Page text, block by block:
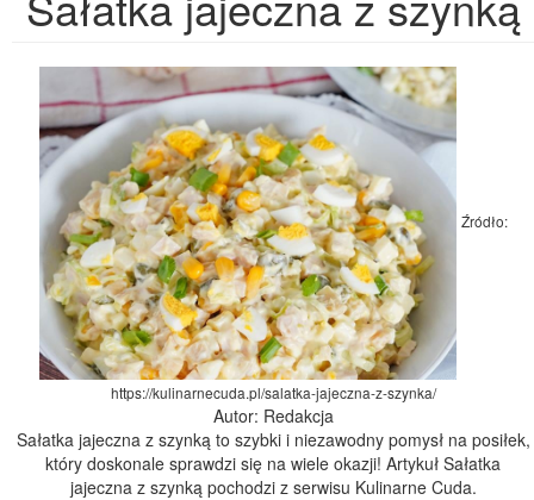
Źródło:
https://kulinarnecuda.pl/salatka-jajeczna-z-szynka/
Autor: Redakcja
Sałatka jajeczna z szynką to szybki i niezawodny pomysł na posiłek,
który doskonale sprawdzi się na wiele okazji! Artykuł Sałatka
jajeczna z szynką pochodzi z serwisu Kulinarne Cuda.